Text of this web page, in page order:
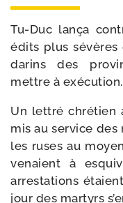
Tu-​Duc lan­ça
édits plus
da­rins des
mettre à exécution.
Un let­tré chré­tien
mis au ser­vice
les ruses au
ve­naient à
arres­tations
jour des mar­tyrs